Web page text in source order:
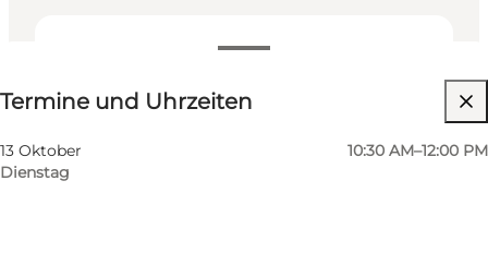
Termine und Uhrzeiten
Termine und Uhrzeiten
13 Oktober
Dienstag
10:30 AM–12:00 PM
Website besuchen